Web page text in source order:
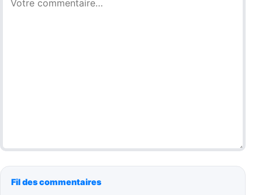
Fil des commentaires